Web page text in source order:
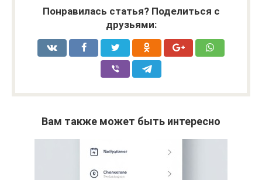
Понравилась статья? Поделиться с
друзьями:
Вам также может быть интересно